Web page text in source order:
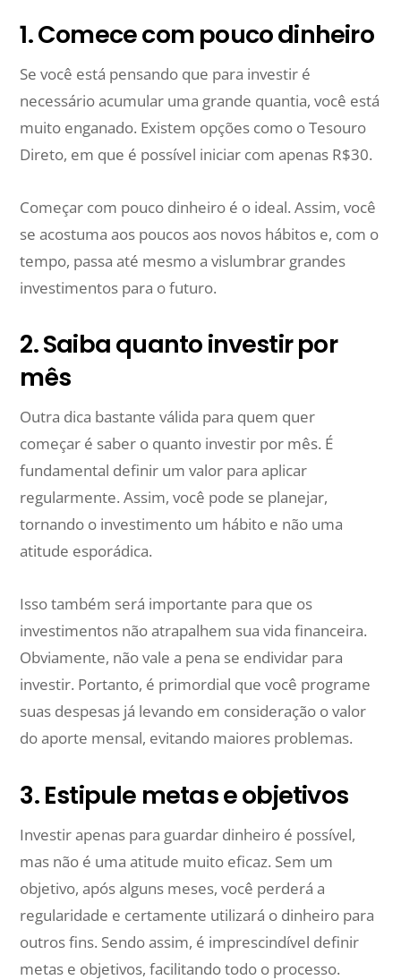
1. Comece com pouco dinheiro
Se você está pensando que para investir é
necessário acumular uma grande quantia, você está
muito enganado. Existem opções como o Tesouro
Direto, em que é possível iniciar com apenas R$30.
Começar com pouco dinheiro é o ideal. Assim, você
se acostuma aos poucos aos novos hábitos e, com o
tempo, passa até mesmo a vislumbrar grandes
investimentos para o futuro.
2. Saiba quanto investir por
mês
Outra dica bastante válida para quem quer
começar é saber o quanto investir por mês. É
fundamental definir um valor para aplicar
regularmente. Assim, você pode se planejar,
tornando o investimento um hábito e não uma
atitude esporádica.
Isso também será importante para que os
investimentos não atrapalhem sua vida financeira.
Obviamente, não vale a pena se endividar para
investir. Portanto, é primordial que você programe
suas despesas já levando em consideração o valor
do aporte mensal, evitando maiores problemas.
3. Estipule metas e objetivos
Investir apenas para guardar dinheiro é possível,
mas não é uma atitude muito eficaz. Sem um
objetivo, após alguns meses, você perderá a
regularidade e certamente utilizará o dinheiro para
outros fins. Sendo assim, é imprescindível definir
metas e objetivos, facilitando todo o processo.